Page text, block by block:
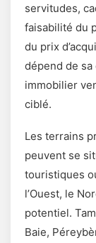
servitudes,
faisabilité du
du prix
dépend de
immobilier
ciblé.
Les terrains
peuvent se
touristiques
l’Ouest, le
potentiel.
Baie,